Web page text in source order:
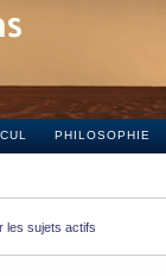
PHILOSOPHIE
les sujets actifs